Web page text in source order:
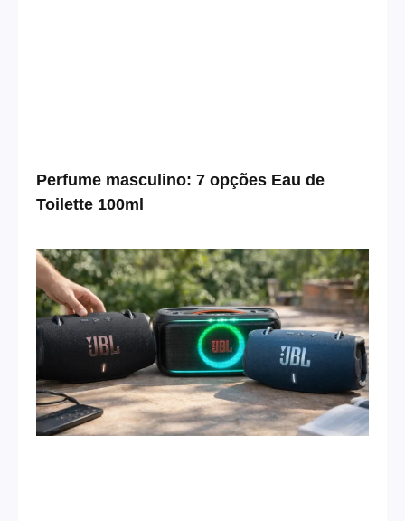
Perfume masculino: 7 opções Eau de
Toilette 100ml